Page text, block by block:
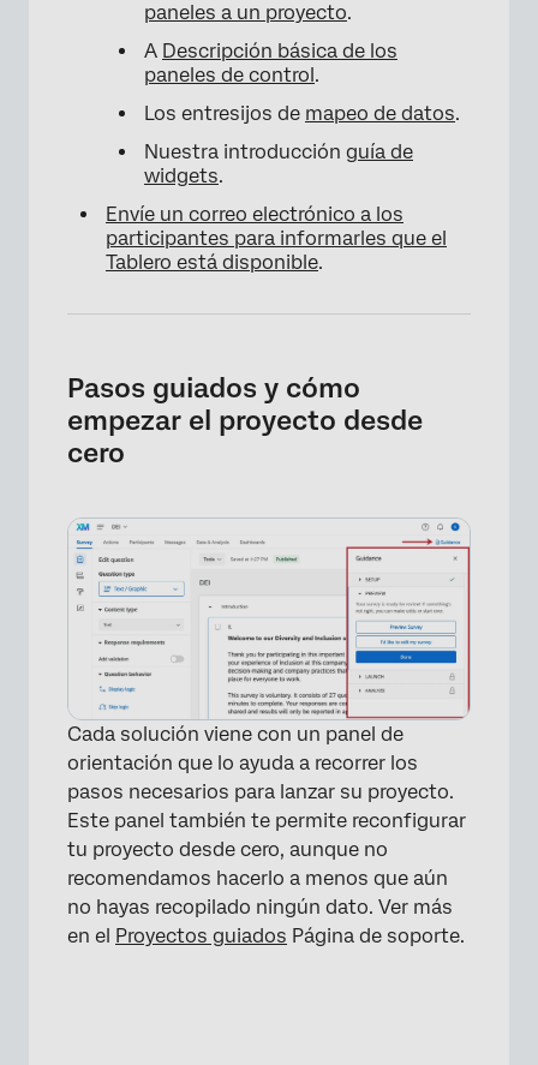
paneles a un proyecto.
A Descripción básica de los
paneles de control.
Los entresijos de mapeo de datos.
Nuestra introducción guía de
widgets.
Envíe un correo electrónico a los
participantes para informarles que el
Tablero está disponible.
Pasos guiados y cómo
empezar el proyecto desde
cero
Cada solución viene con un panel de
orientación que lo ayuda a recorrer los
pasos necesarios para lanzar su proyecto.
Este panel también te permite reconfigurar
tu proyecto desde cero, aunque no
recomendamos hacerlo a menos que aún
no hayas recopilado ningún dato. Ver más
en el Proyectos guiados Página de soporte.